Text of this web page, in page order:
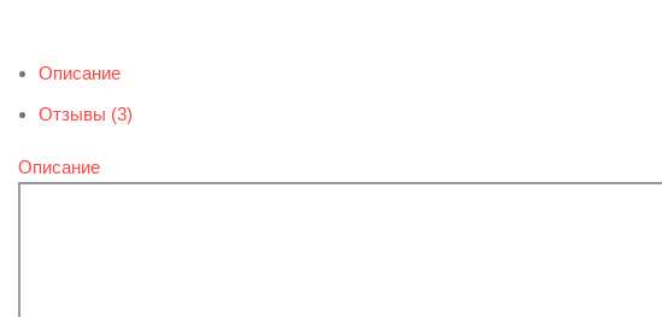
Описание
Отзывы (3)
Описание